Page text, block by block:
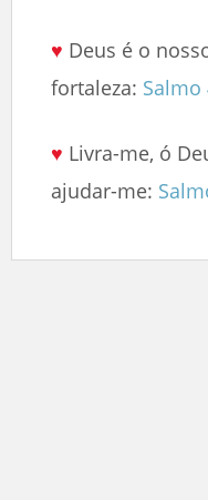
♥ Deus é o
fortaleza: Salmo
♥ Livra-me, ó
ajudar-me: